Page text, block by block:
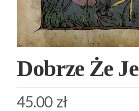
Dobrze Że
45.00 zł